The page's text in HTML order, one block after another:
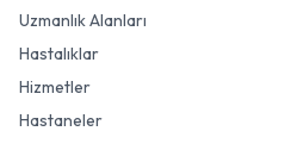
Uzmanlık Alanları
Hastalıklar
Hizmetler
Hastaneler